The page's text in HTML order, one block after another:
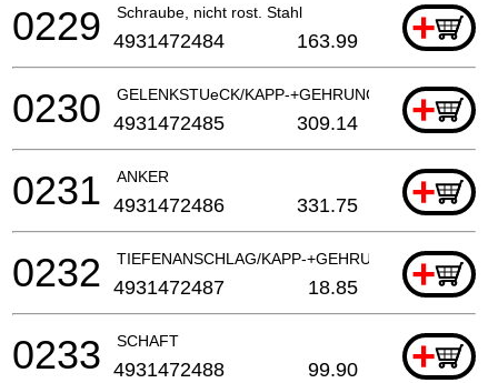
Schraube, nicht rost. Stahl +
0229 4931472484 163.99
GELENKSTUeCK/KAPP-+GEHRUNGSSAEGE
+
0230 4931472485 309.14
ANKER +
0231 4931472486 331.75
TIEFENANSCHLAG/KAPP-+GEHRUNGSSAEGE
+
0232 4931472487 18.85
SCHAFT +
0233 4931472488 99.90